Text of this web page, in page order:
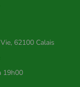
62100 Calais
19h00